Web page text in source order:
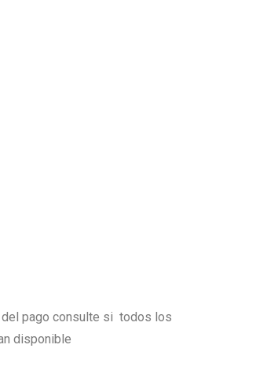
del pago consulte si todos los
disponible